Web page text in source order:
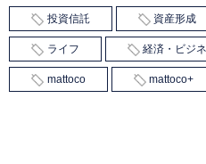
投資信託 資産形成
ライフ 経済・ビジ
mattoco mattoco+